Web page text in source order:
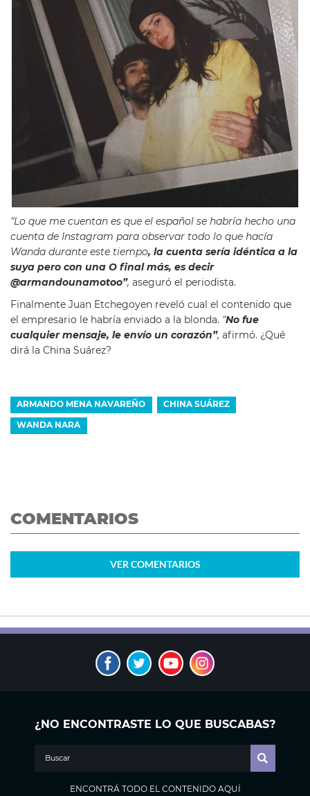
“Lo que me cuentan es que el español se habría hecho una
cuenta de Instagram para observar todo lo que hacía
Wanda durante este tiempo, la cuenta sería idéntica a la
suya pero con una O final más, es decir
@armandounamotoo”, aseguró el periodista.
Finalmente Juan Etchegoyen reveló cual el contenido que
el empresario le habría enviado a la blonda. “No fue
cualquier mensaje, le envío un corazón”, afirmó. ¿Qué
dirá la China Suárez?
ARMANDO MENA NAVAREÑO CHINA SUÁREZ
WANDA NARA
COMENTARIOS
VER COMENTARIOS
¿NO ENCONTRASTE LO QUE BUSCABAS?
ENCONTRÁ TODO EL CONTENIDO AQUÍ